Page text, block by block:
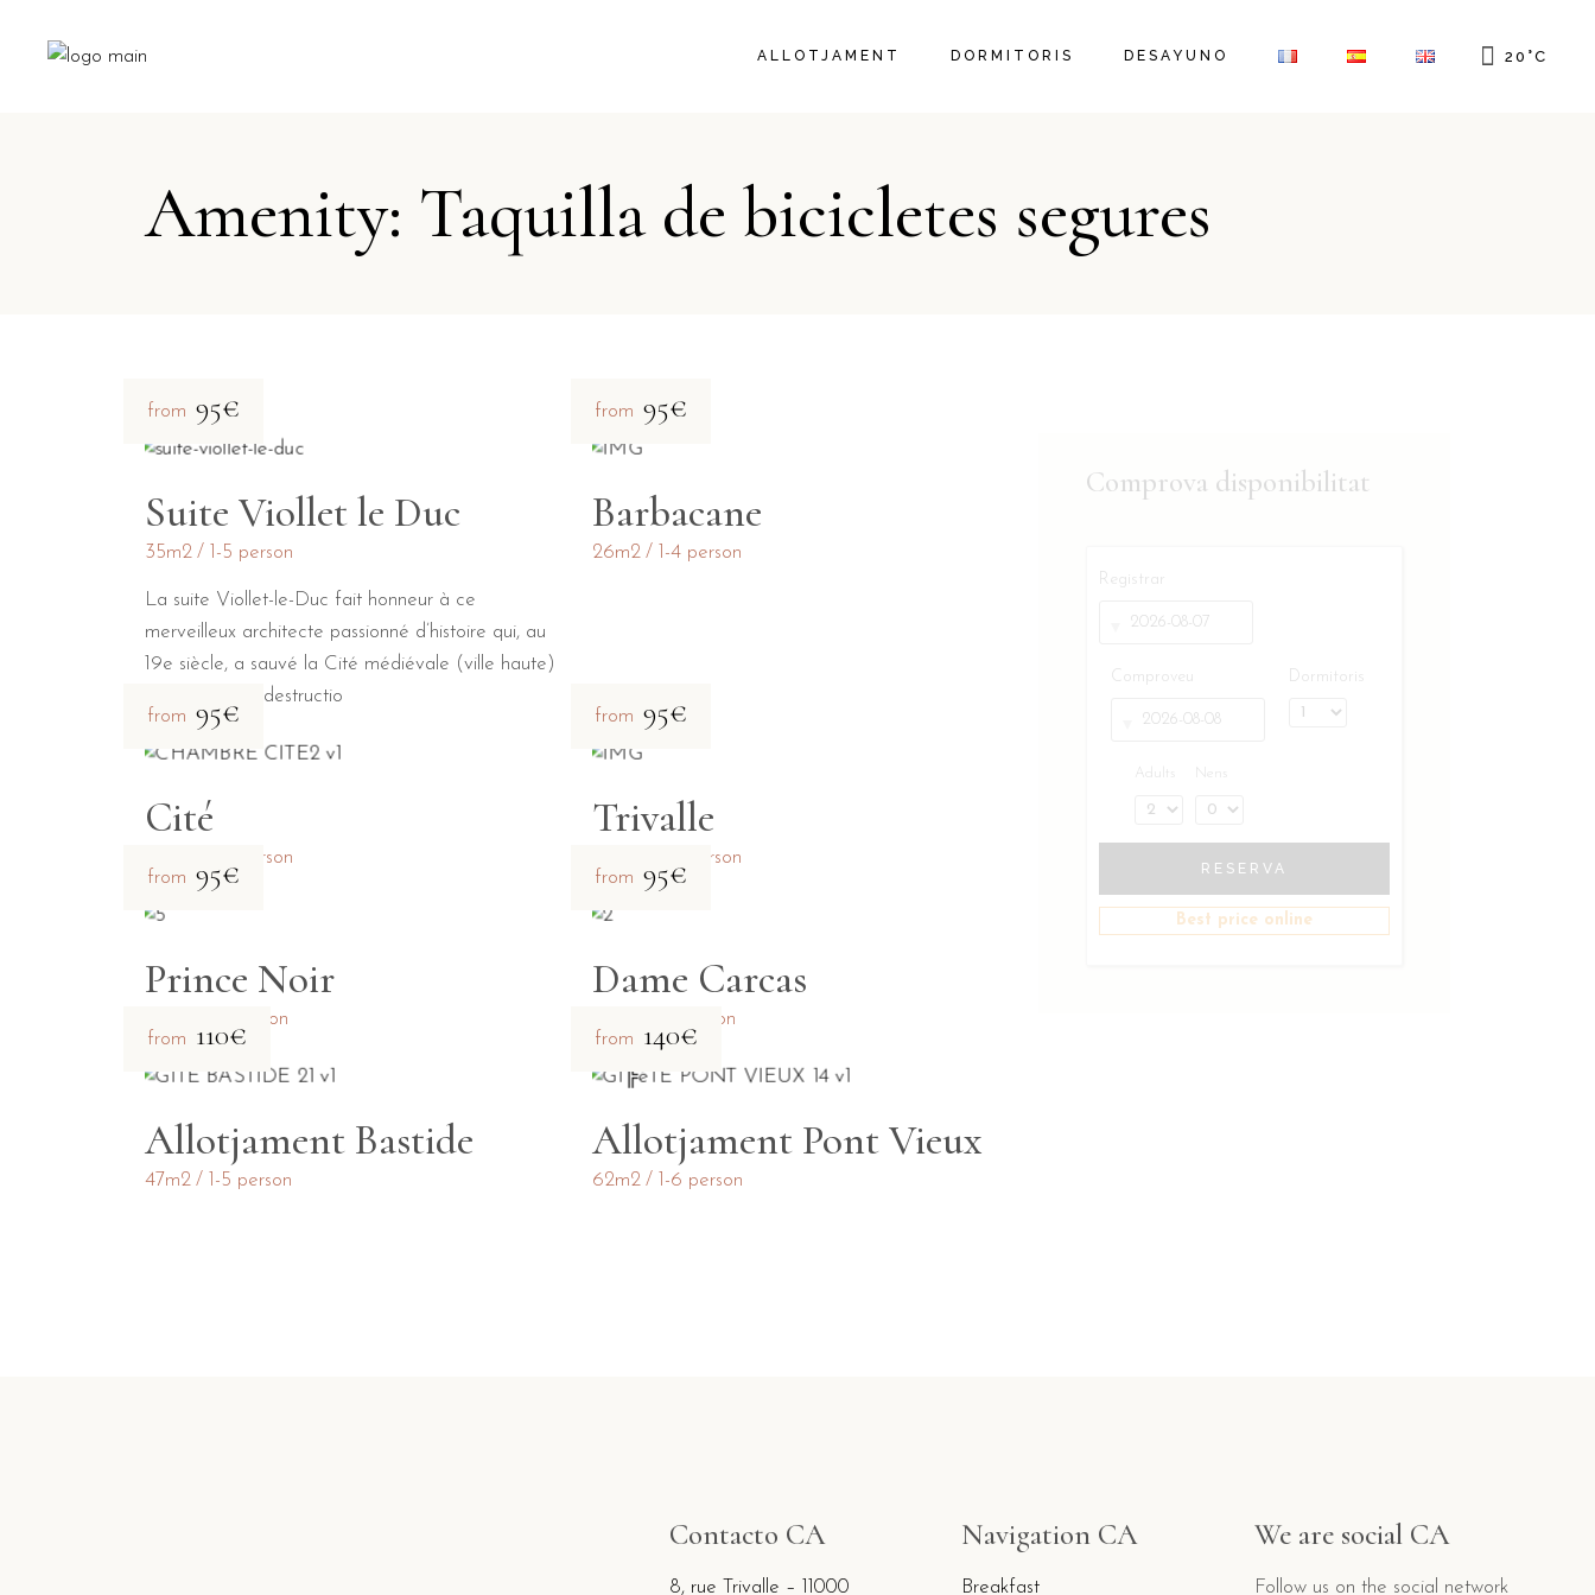
ALLOTJAMENT DORMITORIS DESAYUNO 20 °C
Amenity: Taquilla de bicicletes segures
from 95€
Suite Viollet le Duc
35m2 1-5 person
La suite Viollet-le-Duc fait honneur à ce
merveilleux architecte passionné d’histoire qui, au
19e siècle, a sauvé la Cité médiévale (ville haute)
en ruine de la destructio
from 95€
Barbacane
26m2 1-4 person
from 95€
Cité
1-2 person
from 95€
Trivalle
1-4 person
from 95€
Prince Noir
1-2 person
from 95€
Dame Carcas
1-2 person
from 110€
Allotjament Bastide
47m2 1-5 person
from 140€
Allotjament Pont Vieux
62m2 1-6 person
Comprova disponibilitat
Registrar
Comproveu Dormitoris
Adults Nens
RESERVA
Best price online
Contacto CA
8, rue Trivalle – 11000
Navigation CA
Breakfast
We are social CA
Follow us on the social network